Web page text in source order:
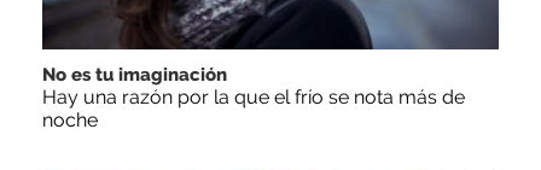
No es tu imaginación
Hay una razón por la que el frío se nota más de
noche